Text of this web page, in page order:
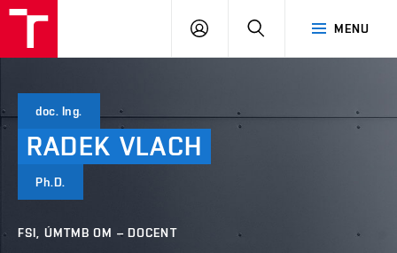
MENU
PŘIHLÁSIT
doc. Ing.
RADEK VLACH
Ph.D.
FSI, ÚMTMB OM – DOCENT